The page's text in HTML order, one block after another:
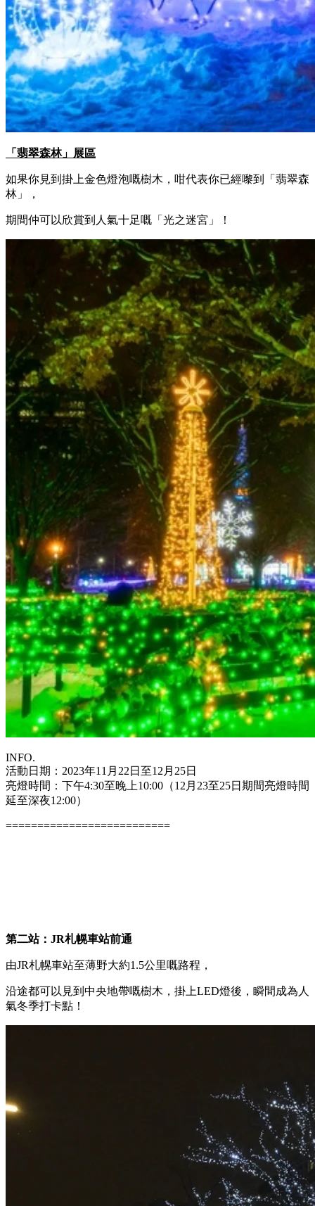
「翡翠森林」展區
如果你見到掛上金色燈泡嘅樹木，咁代表你已經嚟到「翡翠森
林」，
期間仲可以欣賞到人氣十足嘅「光之迷宮」！
INFO.
活動日期：2023年11月22日至12月25日
亮燈時間：下午4:30至晚上10:00（12月23至25日期間亮燈時間
延至深夜12:00）
==========================
第二站：JR札幌車站前通
由JR札幌車站至薄野大約1.5公里嘅路程，
沿途都可以見到中央地帶嘅樹木，掛上LED燈後，瞬間成為人
氣冬季打卡點！